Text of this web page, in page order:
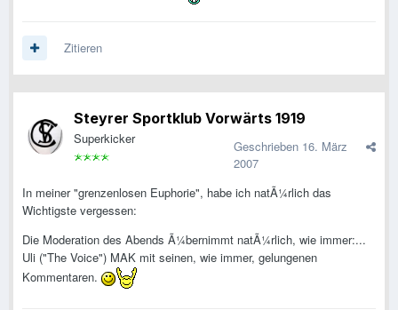
Zitieren
Steyrer Sportklub Vorwärts 1919
Superkicker Geschrieben 16. März
2007
In meiner "grenzenlosen Euphorie", habe ich natÃ¼rlich das
Wichtigste vergessen:
Die Moderation des Abends Ã¼bernimmt natÃ¼rlich, wie immer:...
Uli ("The Voice") MAK mit seinen, wie immer, gelungenen
Kommentaren.